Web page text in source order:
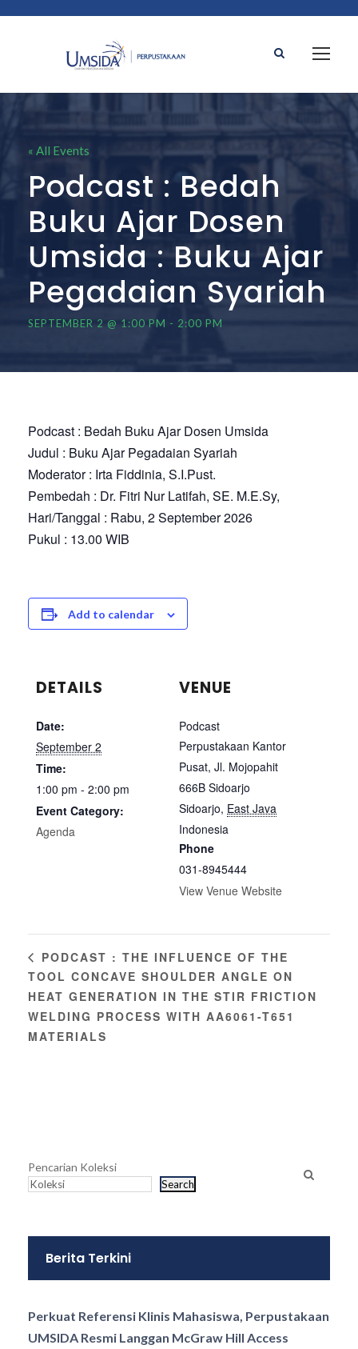
« All Events
Podcast : Bedah
Buku Ajar Dosen
Umsida : Buku Ajar
Pegadaian Syariah
SEPTEMBER 2 @ 1:00 PM - 2:00 PM
Podcast : Bedah Buku Ajar Dosen Umsida
Judul : Buku Ajar Pegadaian Syariah
Moderator : Irta Fiddinia, S.I.Pust.
Pembedah : Dr. Fitri Nur Latifah, SE. M.E.Sy,
Hari/Tanggal : Rabu, 2 September 2026
Pukul : 13.00 WIB
Add to calendar
DETAILS
Date:
September 2
Time:
1:00 pm - 2:00 pm
Event Category:
Agenda
VENUE
Podcast
Perpustakaan Kantor
Pusat, Jl. Mojopahit
666B Sidoarjo
Sidoarjo, East Java
Indonesia
Phone
031-8945444
View Venue Website
PODCAST : THE INFLUENCE OF THE
TOOL CONCAVE SHOULDER ANGLE ON
HEAT GENERATION IN THE STIR FRICTION
WELDING PROCESS WITH AA6061-T651
MATERIALS
Pencarian Koleksi
Search
Berita Terkini
Perkuat Referensi Klinis Mahasiswa, Perpustakaan
UMSIDA Resmi Langgan McGraw Hill Access